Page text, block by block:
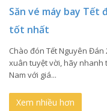
Săn vé máy bay Tết
tốt nhất
Chào đón Tết Nguyên Đán
xuân tuyệt vời, hãy nhanh
Nam với giá...
Xem nhiều hơn